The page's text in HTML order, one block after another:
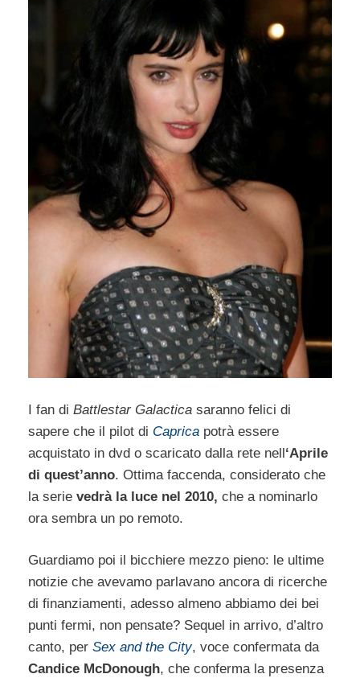
I fan di Battlestar Galactica saranno felici di
sapere che il pilot di Caprica potrà essere
acquistato in dvd o scaricato dalla rete nell‘Aprile
di quest’anno. Ottima faccenda, considerato che
la serie vedrà la luce nel 2010, che a nominarlo
ora sembra un po remoto.
Guardiamo poi il bicchiere mezzo pieno: le ultime
notizie che avevamo parlavano ancora di ricerche
di finanziamenti, adesso almeno abbiamo dei bei
punti fermi, non pensate? Sequel in arrivo, d’altro
canto, per Sex and the City, voce confermata da
Candice McDonough, che conferma la presenza